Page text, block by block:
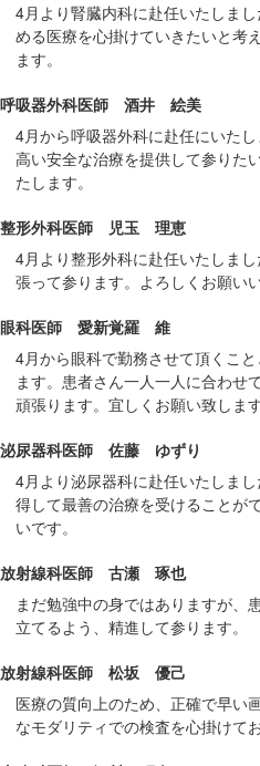
4月より腎臓内科に赴任いたしま
める医療を心掛けていきたいと考
ます。
呼吸器外科医師 酒井 絵美
4月から呼吸器外科に赴任にいた
高い安全な治療を提供して参りた
たします。
整形外科医師 児玉 理恵
4月より整形外科に赴任いたしま
張って参ります。よろしくお願い
眼科医師 愛新覚羅 維
4月から眼科で勤務させて頂くこ
ます。患者さん一人一人に合わせ
頑張ります。宜しくお願い致します
泌尿器科医師 佐藤 ゆずり
4月より泌尿器科に赴任いたしま
得して最善の治療を受けることが
いです。
放射線科医師 古瀬 琢也
まだ勉強中の身ではありますが、
立てるよう、精進して参ります。
放射線科医師 松坂 優己
医療の質向上のため、正確で早い
なモダリティでの検査を心掛けてお